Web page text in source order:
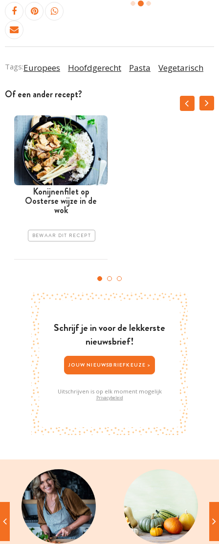
Tags:Europees Hoofdgerecht Pasta Vegetarisch
Of een ander recept?
Konijnenfilet op
Oosterse wijze in de
wok
BEWAAR DIT RECEPT
Schrijf je in voor de lekkerste
nieuwsbrief!
JOUW NIEUWSBRIEFKEUZE >
Uitschrijven is op elk moment mogelijk
Privacybeleid